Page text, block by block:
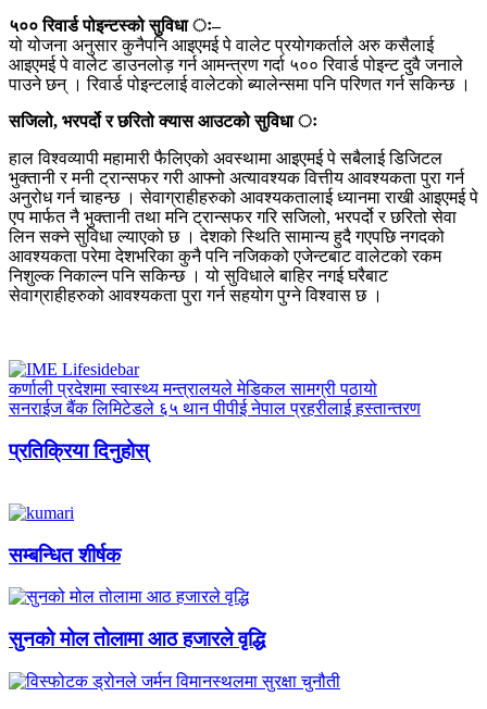
५०० रिवार्ड पोइन्टस्को सुविधा ः–
यो योजना अनुसार कुनैपनि आइएमई पे वालेट प्रयोगकर्ताले अरु कसैलाई
आइएमई पे वालेट डाउनलोड़ गर्न आमन्त्रण गर्दा ५०० रिवार्ड पोइन्ट दुवै जनाले
पाउने छन् । रिवार्ड पोइन्टलाई वालेटको ब्यालेन्समा पनि परिणत गर्न सकिन्छ ।
सजिलो, भरपर्दो र छरितो क्यास आउटको सुविधा ः
हाल विश्वव्यापी महामारी फैलिएको अवस्थामा आइएमई पे सबैलाई डिजिटल
भुक्तानी र मनी ट्रान्सफर गरी आफ्नो अत्यावश्यक वित्तीय आवश्यकता पुरा गर्न
अनुरोध गर्न चाहन्छ । सेवाग्राहीहरुको आवश्यकतालाई ध्यानमा राखी आइएमई पे
एप मार्फत नै भुक्तानी तथा मनि ट्रान्सफर गरि सजिलो, भरपर्दो र छरितो सेवा
लिन सक्ने सुविधा ल्याएको छ । देशको स्थिति सामान्य हुदै गएपछि नगदको
आवश्यकता परेमा देशभरिका कुनै पनि नजिकको एजेन्टबाट वालेटको रकम
निशुल्क निकाल्न पनि सकिन्छ । यो सुविधाले बाहिर नगई घरैबाट
सेवाग्राहीहरुको आवश्यकता पुरा गर्न सहयोग पुग्ने विश्वास छ ।
कर्णाली प्रदेशमा स्वास्थ्य मन्त्रालयले मेडिकल सामग्री पठायो
सनराईज बैंक लिमिटेडले ६५ थान पीपीई नेपाल प्रहरीलाई हस्तान्तरण
प्रतिक्रिया दिनुहोस्
सम्बन्धित शीर्षक
सुनको मोल तोलामा आठ हजारले वृद्धि